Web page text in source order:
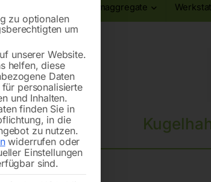
Stromaggregate
zu optionalen
um
unserer Website.
helfen, diese
Daten
personalisierte
und Inhalten.
finden Sie in
in die
zu nutzen.
widerrufen oder
Einstellungen
sind.